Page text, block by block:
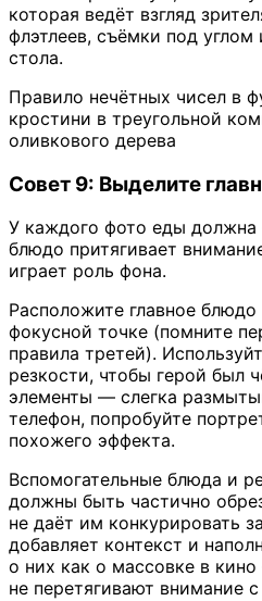
которая ведёт взгляд
флэтлеев, съёмки под
стола.
Правило нечётных чисел в
кростини в треугольной
оливкового дерева
Совет 9: Выделите
У каждого фото еды должна
блюдо притягивает
играет роль фона.
Расположите главное
фокусной точке (помните
правила третей).
резкости, чтобы герой был
элементы — слегка
телефон, попробуйте
похожего эффекта.
Вспомогательные блюда и
должны быть частично
не даёт им конкурировать
добавляет контекст и
о них как о массовке в
не перетягивают внимание